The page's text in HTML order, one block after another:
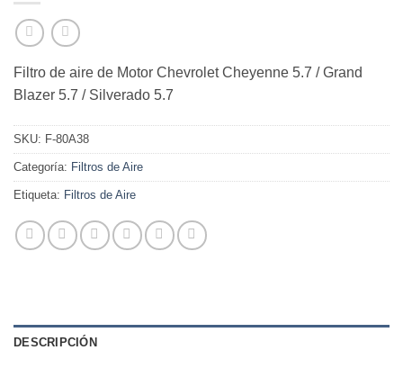
Filtro de aire de Motor Chevrolet Cheyenne 5.7 / Grand
Blazer 5.7 / Silverado 5.7
SKU: F-80A38
Categoría: Filtros de Aire
Etiqueta: Filtros de Aire
DESCRIPCIÓN